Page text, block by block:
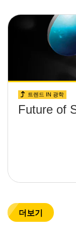
트렌드 IN 광학
Future of
더보기